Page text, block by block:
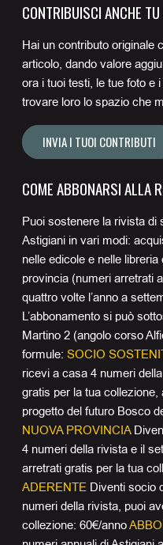
CONTRIBUISCI ANCHE
Hai un contributo originale
articolo, dando valore
ora i tuoi testi, le tue foto e
trovare loro lo spazio che
INVIA I TUOI CONTRIBUTI
COME ABBONARSI ALLA
Puoi sostenere la rivista di
Astigiani in vari modi:
nelle edicole e nelle
provincia (numeri arretrati
quattro volte l’anno a
L’abbonamento si può
Martino 2 (angolo corso
formule:SOCIO
ricevi a casa 4 numeri
gratis per la tua
progetto del futuro Bosco
NUOVA PROVINCIA
4 numeri della rivista e il
arretrati gratis per la tua
ADERENTE Diventi socio
numeri della rivista, puoi
collezione: 60€/anno